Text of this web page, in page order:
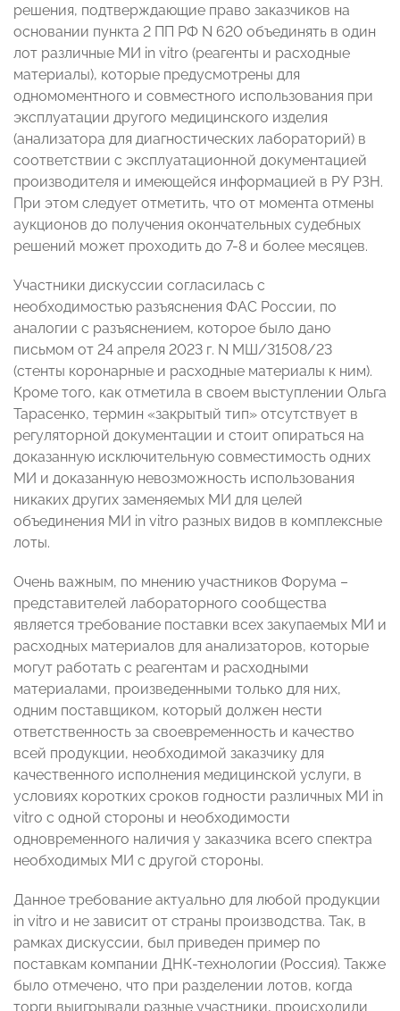
решения, подтверждающие право заказчиков на
основании пункта 2 ПП РФ N 620 объединять в один
лот различные МИ in vitro (реагенты и расходные
материалы), которые предусмотрены для
одномоментного и совместного использования при
эксплуатации другого медицинского изделия
(анализатора для диагностических лабораторий) в
соответствии с эксплуатационной документацией
производителя и имеющейся информацией в РУ РЗН.
При этом следует отметить, что от момента отмены
аукционов до получения окончательных судебных
решений может проходить до 7-8 и более месяцев.
Участники дискуссии согласилась с
необходимостью разъяснения ФАС России, по
аналогии с разъяснением, которое было дано
письмом от 24 апреля 2023 г. N МШ/31508/23
(стенты коронарные и расходные материалы к ним).
Кроме того, как отметила в своем выступлении Ольга
Тарасенко, термин «закрытый тип» отсутствует в
регуляторной документации и стоит опираться на
доказанную исключительную совместимость одних
МИ и доказанную невозможность использования
никаких других заменяемых МИ для целей
объединения МИ in vitro разных видов в комплексные
лоты.
Очень важным, по мнению участников Форума –
представителей лабораторного сообщества
является требование поставки всех закупаемых МИ и
расходных материалов для анализаторов, которые
могут работать с реагентам и расходными
материалами, произведенными только для них,
одним поставщиком, который должен нести
ответственность за своевременность и качество
всей продукции, необходимой заказчику для
качественного исполнения медицинской услуги, в
условиях коротких сроков годности различных МИ in
vitro c одной стороны и необходимости
одновременного наличия у заказчика всего спектра
необходимых МИ с другой стороны.
Данное требование актуально для любой продукции
in vitro и не зависит от страны производства. Так, в
рамках дискуссии, был приведен пример по
поставкам компании ДНК-технологии (Россия). Также
было отмечено, что при разделении лотов, когда
торги выигрывали разные участники, происходили